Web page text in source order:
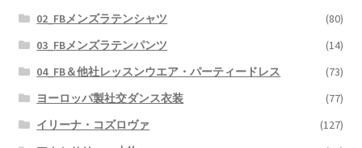
02_FBメンズラテンシャツ
(80)
03_FBメンズラテンパンツ
(14)
04_FB＆他社レッスンウエア・パーティードレス
(73)
ヨーロッパ製社交ダンス衣装
(77)
イリーナ・コズロヴァ
(127)